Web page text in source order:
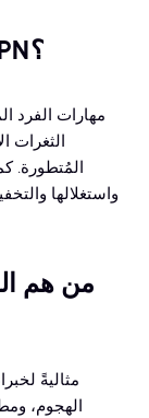
ما الذي تُثبته شهادة GIAC GXPN؟
الثغرات
المُتطورة.
واستغلالها
من هم
الهجوم،